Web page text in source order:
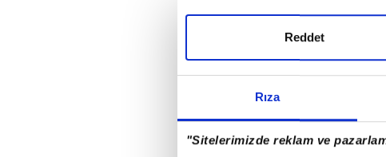
Rıza
"Sitelerimizde reklam ve
Reddet
Belki de sıfır atık
paylaşıldıkça çoğalıyor,
küçük adımlar birleşerek
Erdoğan, bu kez aynı güçlü